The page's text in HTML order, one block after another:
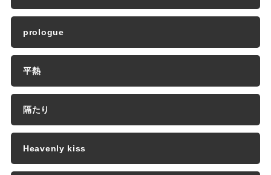
prologue
平熱
隔たり
Heavenly kiss